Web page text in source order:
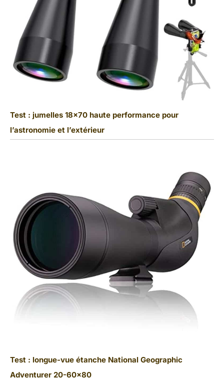
Test : jumelles 18×70 haute performance pour
l’astronomie et l’extérieur
Test : longue-vue étanche National Geographic
Adventurer 20-60×80